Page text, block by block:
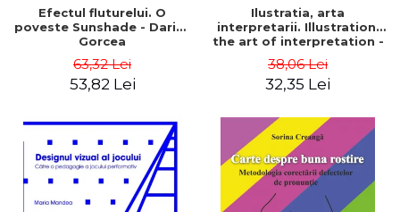
Efectul fluturelui. O
poveste Sunshade - Darius
Gorcea
63,32 Lei
53,82 Lei
Ilustratia, arta
interpretarii. Illustration,
the art of interpretation -
38,06 Lei
32,35 Lei